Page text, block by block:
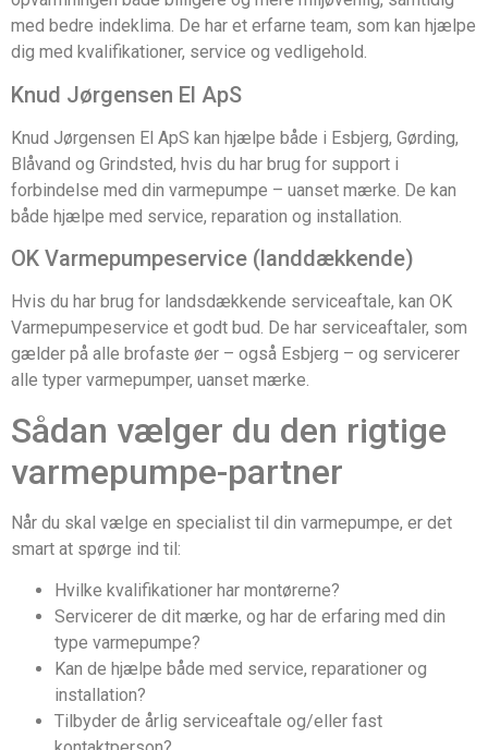
med bedre indeklima. De har et erfarne team, som kan hjælpe
dig med kvalifikationer, service og vedligehold.
Knud Jørgensen El ApS
Knud Jørgensen El ApS kan hjælpe både i Esbjerg, Gørding,
Blåvand og Grindsted, hvis du har brug for support i
forbindelse med din varmepumpe – uanset mærke. De kan
både hjælpe med service, reparation og installation.
OK Varmepumpeservice (landdækkende)
Hvis du har brug for landsdækkende serviceaftale, kan OK
Varmepumpeservice et godt bud. De har serviceaftaler, som
gælder på alle brofaste øer – også Esbjerg – og servicerer
alle typer varmepumper, uanset mærke.
Sådan vælger du den rigtige
varmepumpe-partner
Når du skal vælge en specialist til din varmepumpe, er det
smart at spørge ind til:
Hvilke kvalifikationer har montørerne?
Servicerer de dit mærke, og har de erfaring med din
type varmepumpe?
Kan de hjælpe både med service, reparationer og
installation?
Tilbyder de årlig serviceaftale og/eller fast